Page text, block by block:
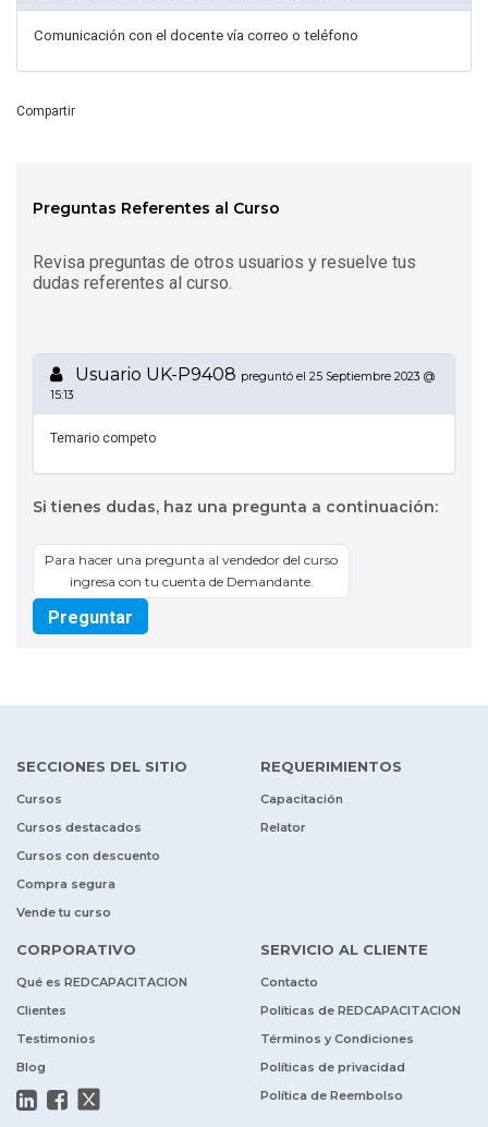
Comunicación con el docente vía correo o teléfono
Compartir
Preguntas Referentes al Curso
Revisa preguntas de otros usuarios y resuelve tus
dudas referentes al curso.
Usuario UK-P9408 preguntó el 25 Septiembre 2023 @
15:13
Temario competo
Si tienes dudas, haz una pregunta a continuación:
Para hacer una pregunta al vendedor del curso
ingresa con tu cuenta de Demandante.
Preguntar
SECCIONES DEL SITIO
Cursos
Cursos destacados
Cursos con descuento
Compra segura
Vende tu curso
REQUERIMIENTOS
Capacitación
Relator
CORPORATIVO
Qué es REDCAPACITACION
Clientes
Testimonios
Blog
SERVICIO AL CLIENTE
Contacto
Políticas de REDCAPACITACION
Términos y Condiciones
Políticas de privacidad
Política de Reembolso